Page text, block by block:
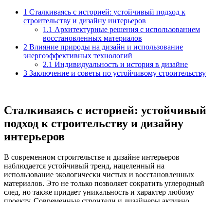
1 Сталкиваясь с историей: устойчивый подход к
строительству и дизайну интерьеров
1.1 Архитектурные решения с использованием
восстановленных материалов
2 Влияние природы на дизайн и использование
энергоэффективных технологий
2.1 Индивидуальность и история в дизайне
3 Заключение и советы по устойчивому строительству
Сталкиваясь с историей: устойчивый
подход к строительству и дизайну
интерьеров
В современном строительстве и дизайне интерьеров
наблюдается устойчивый тренд, нацеленный на
использование экологически чистых и восстановленных
материалов. Это не только позволяет сократить углеродный
след, но также придает уникальность и характер любому